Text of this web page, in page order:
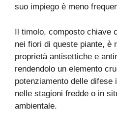
suo impiego è meno
Il timolo, composto chiave
nei fiori di queste piante, è
proprietà antisettiche e
rendendolo un elemento
potenziamento delle
nelle stagioni fredde o in
ambientale.